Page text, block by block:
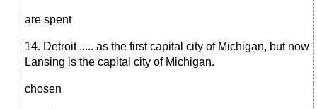
are spent
14. Detroit ..... as the first capital city of Michigan, but now
Lansing is the capital city of Michigan.
chosen